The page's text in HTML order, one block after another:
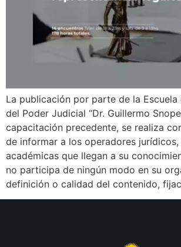
La publicación por parte de la
del Poder Judicial “Dr. Guillermo
capacitación precedente, se realiza
de informar a los operadores
académicas que llegan a su
no participa de ningún modo en su
definición o calidad del contenido,